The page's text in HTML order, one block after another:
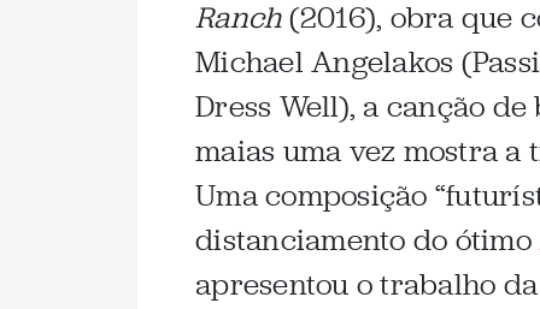
Ranch(2016), obra que
Michael Angelakos
Dress Well), a canção
maias uma vez mostra a
Uma composição
distanciamento do ótimo
apresentou o trabalho